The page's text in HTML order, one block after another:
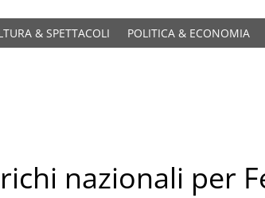
& SPETTACOLI POLITICA & ECONOMIA
nazionali per